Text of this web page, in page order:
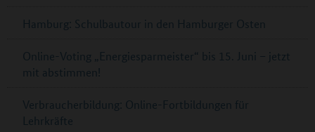
Hamburg: Schulbautour in den Hamburger Osten
Online-Voting „Energiesparmeister“ bis 15. Juni – jetzt
mit abstimmen!
Verbraucherbildung: Online-Fortbildungen für
Lehrkräfte